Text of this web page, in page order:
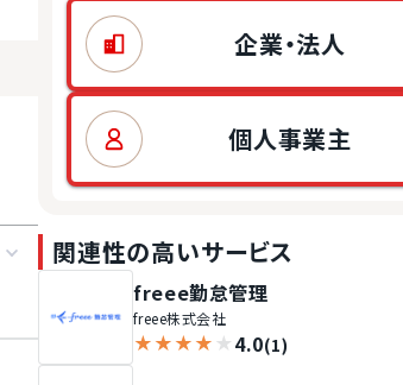
企業・法人
個人事業主
関連性の高いサービス
freee勤怠管理
freee株式会社
★ ★ ★ ★ ★ 4.0(1)